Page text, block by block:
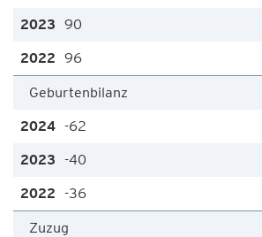
90
96
Geburtenbilanz
-62
-40
-36
Zuzug